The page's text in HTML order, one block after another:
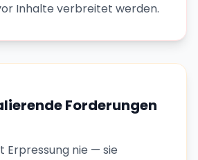
Inhalte verbreitet werden.
Forderungen
Erpressung nie — sie